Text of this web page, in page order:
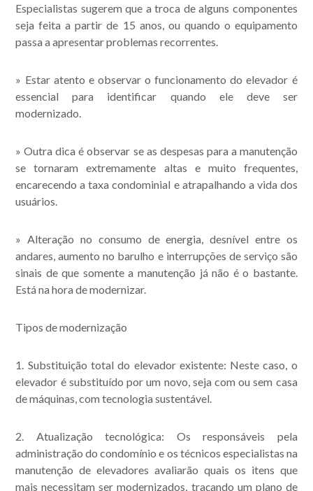
Especialistas sugerem que a troca de alguns componentes
seja feita a partir de 15 anos, ou quando o equipamento
passa a apresentar problemas recorrentes.
» Estar atento e observar o funcionamento do elevador é
essencial para identificar quando ele deve ser
modernizado.
» Outra dica é observar se as despesas para a manutenção
se tornaram extremamente altas e muito frequentes,
encarecendo a taxa condominial e atrapalhando a vida dos
usuários.
» Alteração no consumo de energia, desnível entre os
andares, aumento no barulho e interrupções de serviço são
sinais de que somente a manutenção já não é o bastante.
Está na hora de modernizar.
Tipos de modernização
1. Substituição total do elevador existente: Neste caso, o
elevador é substituído por um novo, seja com ou sem casa
de máquinas, com tecnologia sustentável.
2. Atualização tecnológica: Os responsáveis pela
administração do condomínio e os técnicos especialistas na
manutenção de elevadores avaliarão quais os itens que
mais necessitam ser modernizados, traçando um plano de